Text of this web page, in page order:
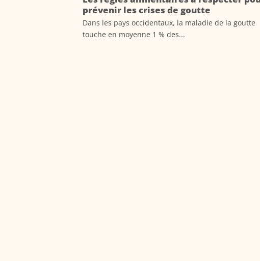
prévenir les crises de goutte
Dans les pays occidentaux, la maladie de la goutte
touche en moyenne 1 % des...